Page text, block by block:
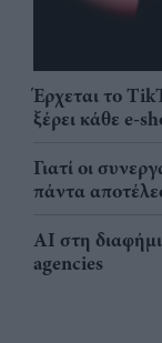
Έρχεται το
ξέρει κάθε e-
Γιατί οι
πάντα
AI στη
agencies